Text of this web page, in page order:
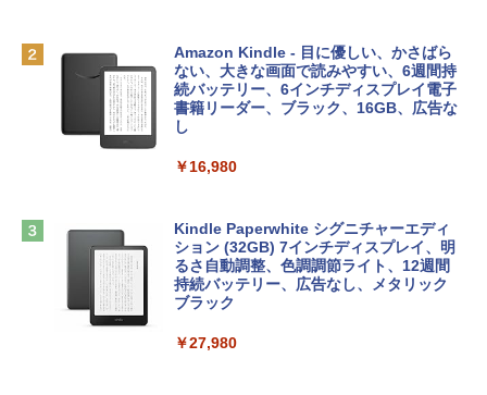
tomtoc 360°保護 15.6 16インチ パソコ
ンケース Dell NEC Lavie ASUS HP dyna
book Lenovo対応
￥2,952
Apple 2026 MacBook Air M5チップ搭載
13インチノートブック：AIとApple Intell
igence、13.6インチLiquid Retinaディ
スプレイ、16GBユニファイドメモリ、1
TB SSDストレージ、12MPセンターフレ
D - シルバー
Robloxギフトカード - 1000 Robux 【限
定バーチャルアイテムを含む】 【オンラ
インゲームコード】 ロブロックス |オン
ラインコード版
4(最新 永続版)|オンラインコード版|Wind
ows11、10/mac対応|PC2台
￥39,582
Robloxギフトカード - 2,000 Robux 【限
出す プロンプトの言葉 AI画像生成シリー
ズ (はぴーイラストLabo)
￥480
ClaudeCode いちばんやさしい 教科書:
にもKindle出版にも！ 非エンジニアのた
めのAIコーディング入門シリーズ
￥99
1冊ですべて身につくHTML & CSSとWe
Amazon Kindle - 目に優しい、かさばら
ない、大きな画面で読みやすい、6週間持
続バッテリー、6インチディスプレイ電子
書籍リーダー、ブラック、16GB、広告な
し
￥16,980
Kindle Paperwhite シグニチャーエディ
ション (32GB) 7インチディスプレイ、明
るさ自動調整、色調調節ライト、12週間
持続バッテリー、広告なし、メタリック
ブラック
￥27,980